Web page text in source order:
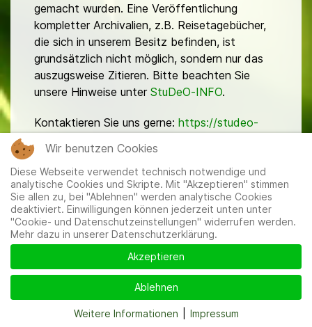
gemacht wurden. Eine Veröffentlichung
kompletter Archivalien, z.B. Reisetagebücher,
die sich in unserem Besitz befinden, ist
grundsätzlich nicht möglich, sondern nur das
auszugsweise Zitieren. Bitte beachten Sie
unsere Hinweise unter StuDeO-INFO.
Kontaktieren Sie uns gerne: https://studeo-
Mitglieder|Impressum|Datenschutzerklärung|Cookie-
und Datenschutzeinstellungen
Wir benutzen Cookies
Diese Webseite verwendet technisch notwendige und
analytische Cookies und Skripte. Mit "Akzeptieren" stimmen
Sie allen zu, bei "Ablehnen" werden analytische Cookies
deaktiviert. Einwilligungen können jederzeit unten unter
"Cookie- und Datenschutzeinstellungen" widerrufen werden.
Mehr dazu in unserer Datenschutzerklärung.
Akzeptieren
Ablehnen
Weitere Informationen Impressum